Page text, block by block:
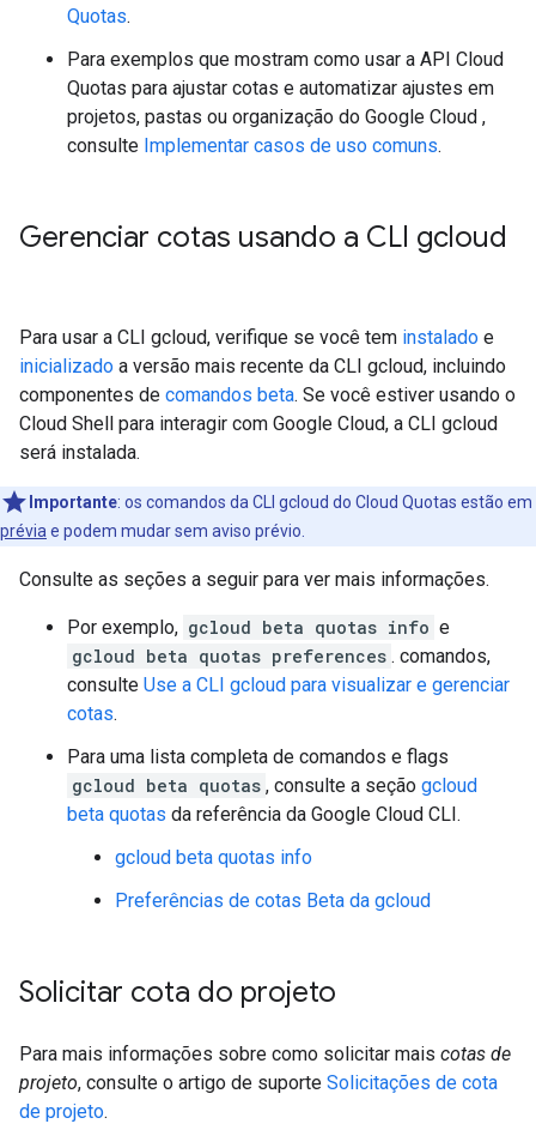
Quotas.
Para exemplos que mostram como usar a API Cloud
Quotas para ajustar cotas e automatizar ajustes em
projetos, pastas ou organização do Google Cloud ,
consulte Implementar casos de uso comuns.
Gerenciar cotas usando a CLI gcloud
Para usar a CLI gcloud, verifique se você tem instalado e
inicializado a versão mais recente da CLI gcloud, incluindo
componentes de comandos beta. Se você estiver usando o
Cloud Shell para interagir com Google Cloud, a CLI gcloud
será instalada.
Importante: os comandos da CLI gcloud do Cloud Quotas estão em
prévia e podem mudar sem aviso prévio.
Consulte as seções a seguir para ver mais informações.
Por exemplo, gcloud beta quotas info e
gcloud beta quotas preferences . comandos,
consulte Use a CLI gcloud para visualizar e gerenciar
cotas.
Para uma lista completa de comandos e flags
gcloud beta quotas , consulte a seção gcloud
beta quotas da referência da Google Cloud CLI.
gcloud beta quotas info
Preferências de cotas Beta da gcloud
Solicitar cota do projeto
Para mais informações sobre como solicitar mais cotas de
projeto, consulte o artigo de suporte Solicitações de cota
de projeto.